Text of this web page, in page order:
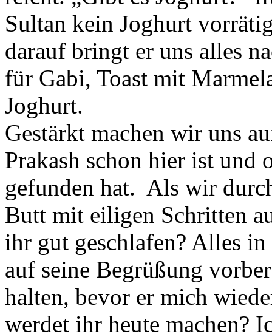
Sultan kein Joghurt
darauf bringt er uns alles
für Gabi, Toast mit
Joghurt.
Gestärkt machen wir uns
Prakash schon hier ist und
gefunden hat. Als wir
Butt mit eiligen Schritten
ihr gut geschlafen? Alles
auf seine Begrüßung
halten, bevor er mich
werdet ihr heute machen?